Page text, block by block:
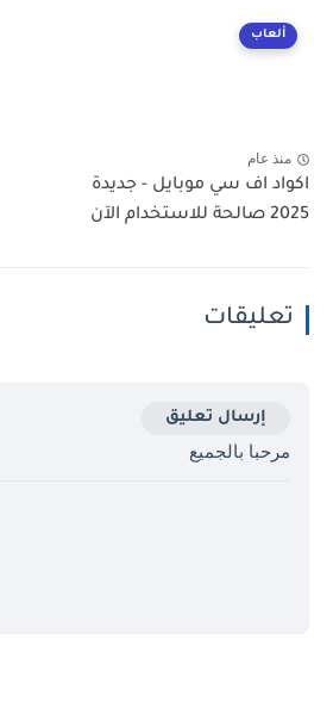
ألعاب
منذ عام
اكواد اف سي موبايل - جديدة
2025 صالحة للاستخدام الآن
تعليقات
إرسال تعليق
مرحبا بالجميع